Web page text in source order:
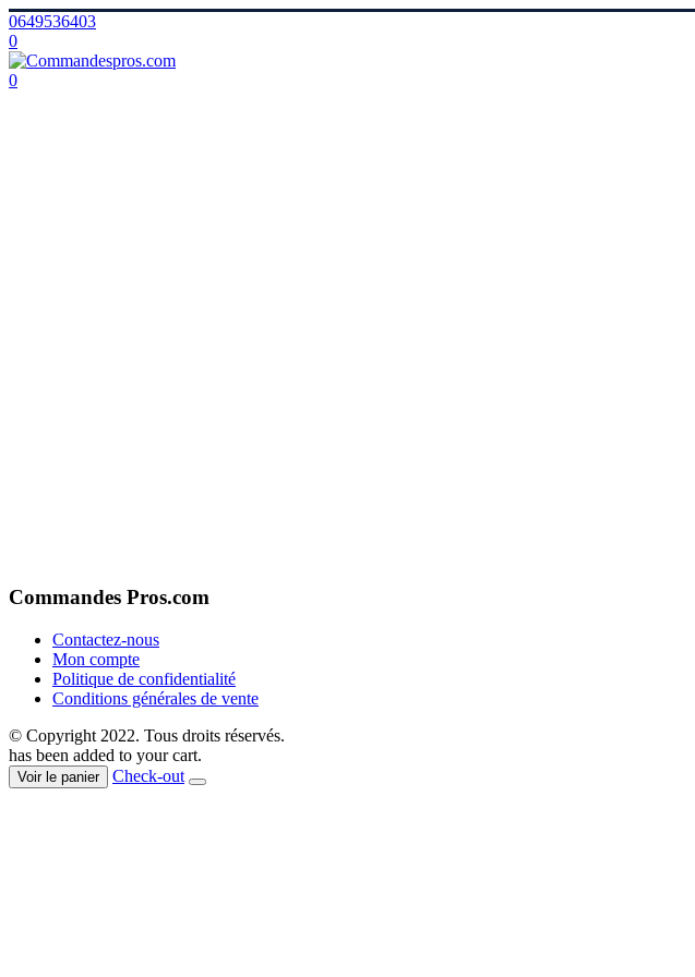
0649536403
0
0
Commandes Pros.com
Contactez-nous
Mon compte
Politique de confidentialité
Conditions générales de vente
© Copyright 2022. Tous droits réservés.
has been added to your cart.
Voir le panier Check-out